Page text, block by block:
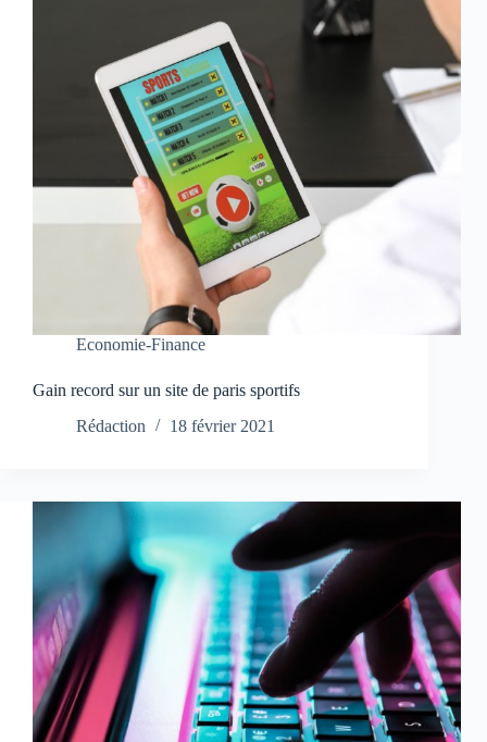
Economie-Finance
Gain record sur un site de paris sportifs
Rédaction
18 février 2021